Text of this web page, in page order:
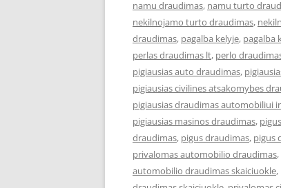
namu draudimas, namu turto
nekilnojamo turto draudimas,
draudimas, pagalba kelyje, pagalba
perlas draudimas lt, perlo
pigiausias auto draudimas,
pigiausias civilines atsakomybes
pigiausias draudimas automobiliui
pigiausias masinos draudimas,
draudimas, pigus draudimas, pigus
privalomas automobilio draudimas,
automobilio draudimas skaiciuokle,